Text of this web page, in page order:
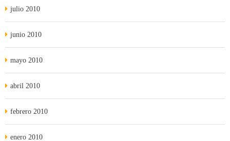
julio 2010
junio 2010
mayo 2010
abril 2010
febrero 2010
enero 2010